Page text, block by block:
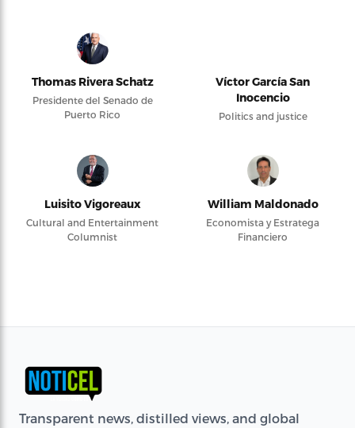
Thomas Rivera Schatz
Presidente del Senado de
Puerto Rico
Víctor García San
Inocencio
Politics and justice
Luisito Vigoreaux
Cultural and Entertainment
Columnist
William Maldonado
Economista y Estratega
Financiero
Transparent news, distilled views, and global